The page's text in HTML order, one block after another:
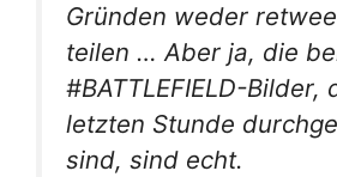
Gründen weder
teilen … Aber ja, die
#BATTLEFIELD-Bilder,
letzten Stunde
sind, sind echt.